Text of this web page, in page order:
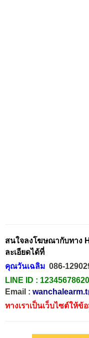
สนใจลงโฆษณากับทาง
ละเอียดได้ที่
คุณวันเฉลิม 086-
LINE ID :
Email :
ทางเราเป็นเว็บไซต์ให้ข้